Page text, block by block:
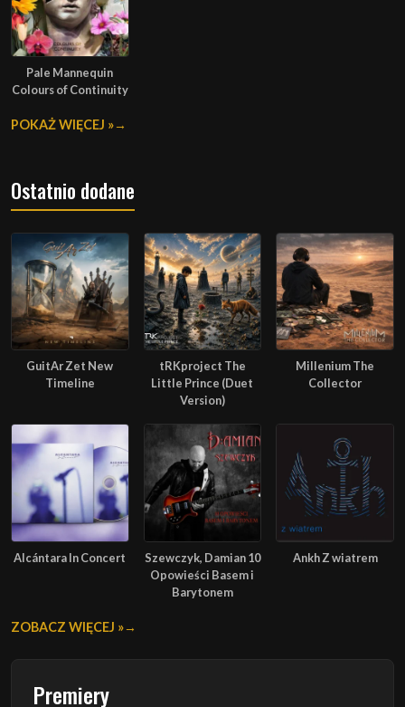
Pale Mannequin
Colours of Continuity
POKAŻ WIĘCEJ »
Ostatnio dodane
GuitAr Zet New
Timeline
tRKproject The
Little Prince (Duet
Version)
Millenium The
Collector
Alcántara In Concert
Szewczyk, Damian 10
Opowieści Basem i
Barytonem
Ankh Z wiatrem
ZOBACZ WIĘCEJ »
Premiery